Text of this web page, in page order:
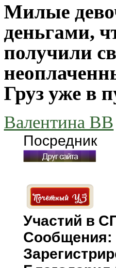
Милые
деньгами,
получили
Груз уже в
Валентина ВВ
Посредник
Участий в
Сообщения: